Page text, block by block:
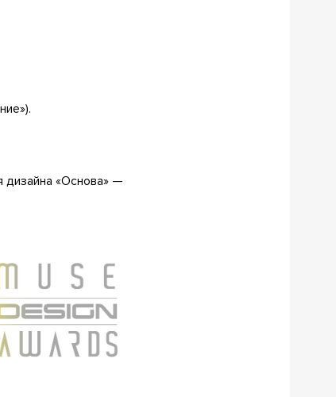
дизайна «Основа» —